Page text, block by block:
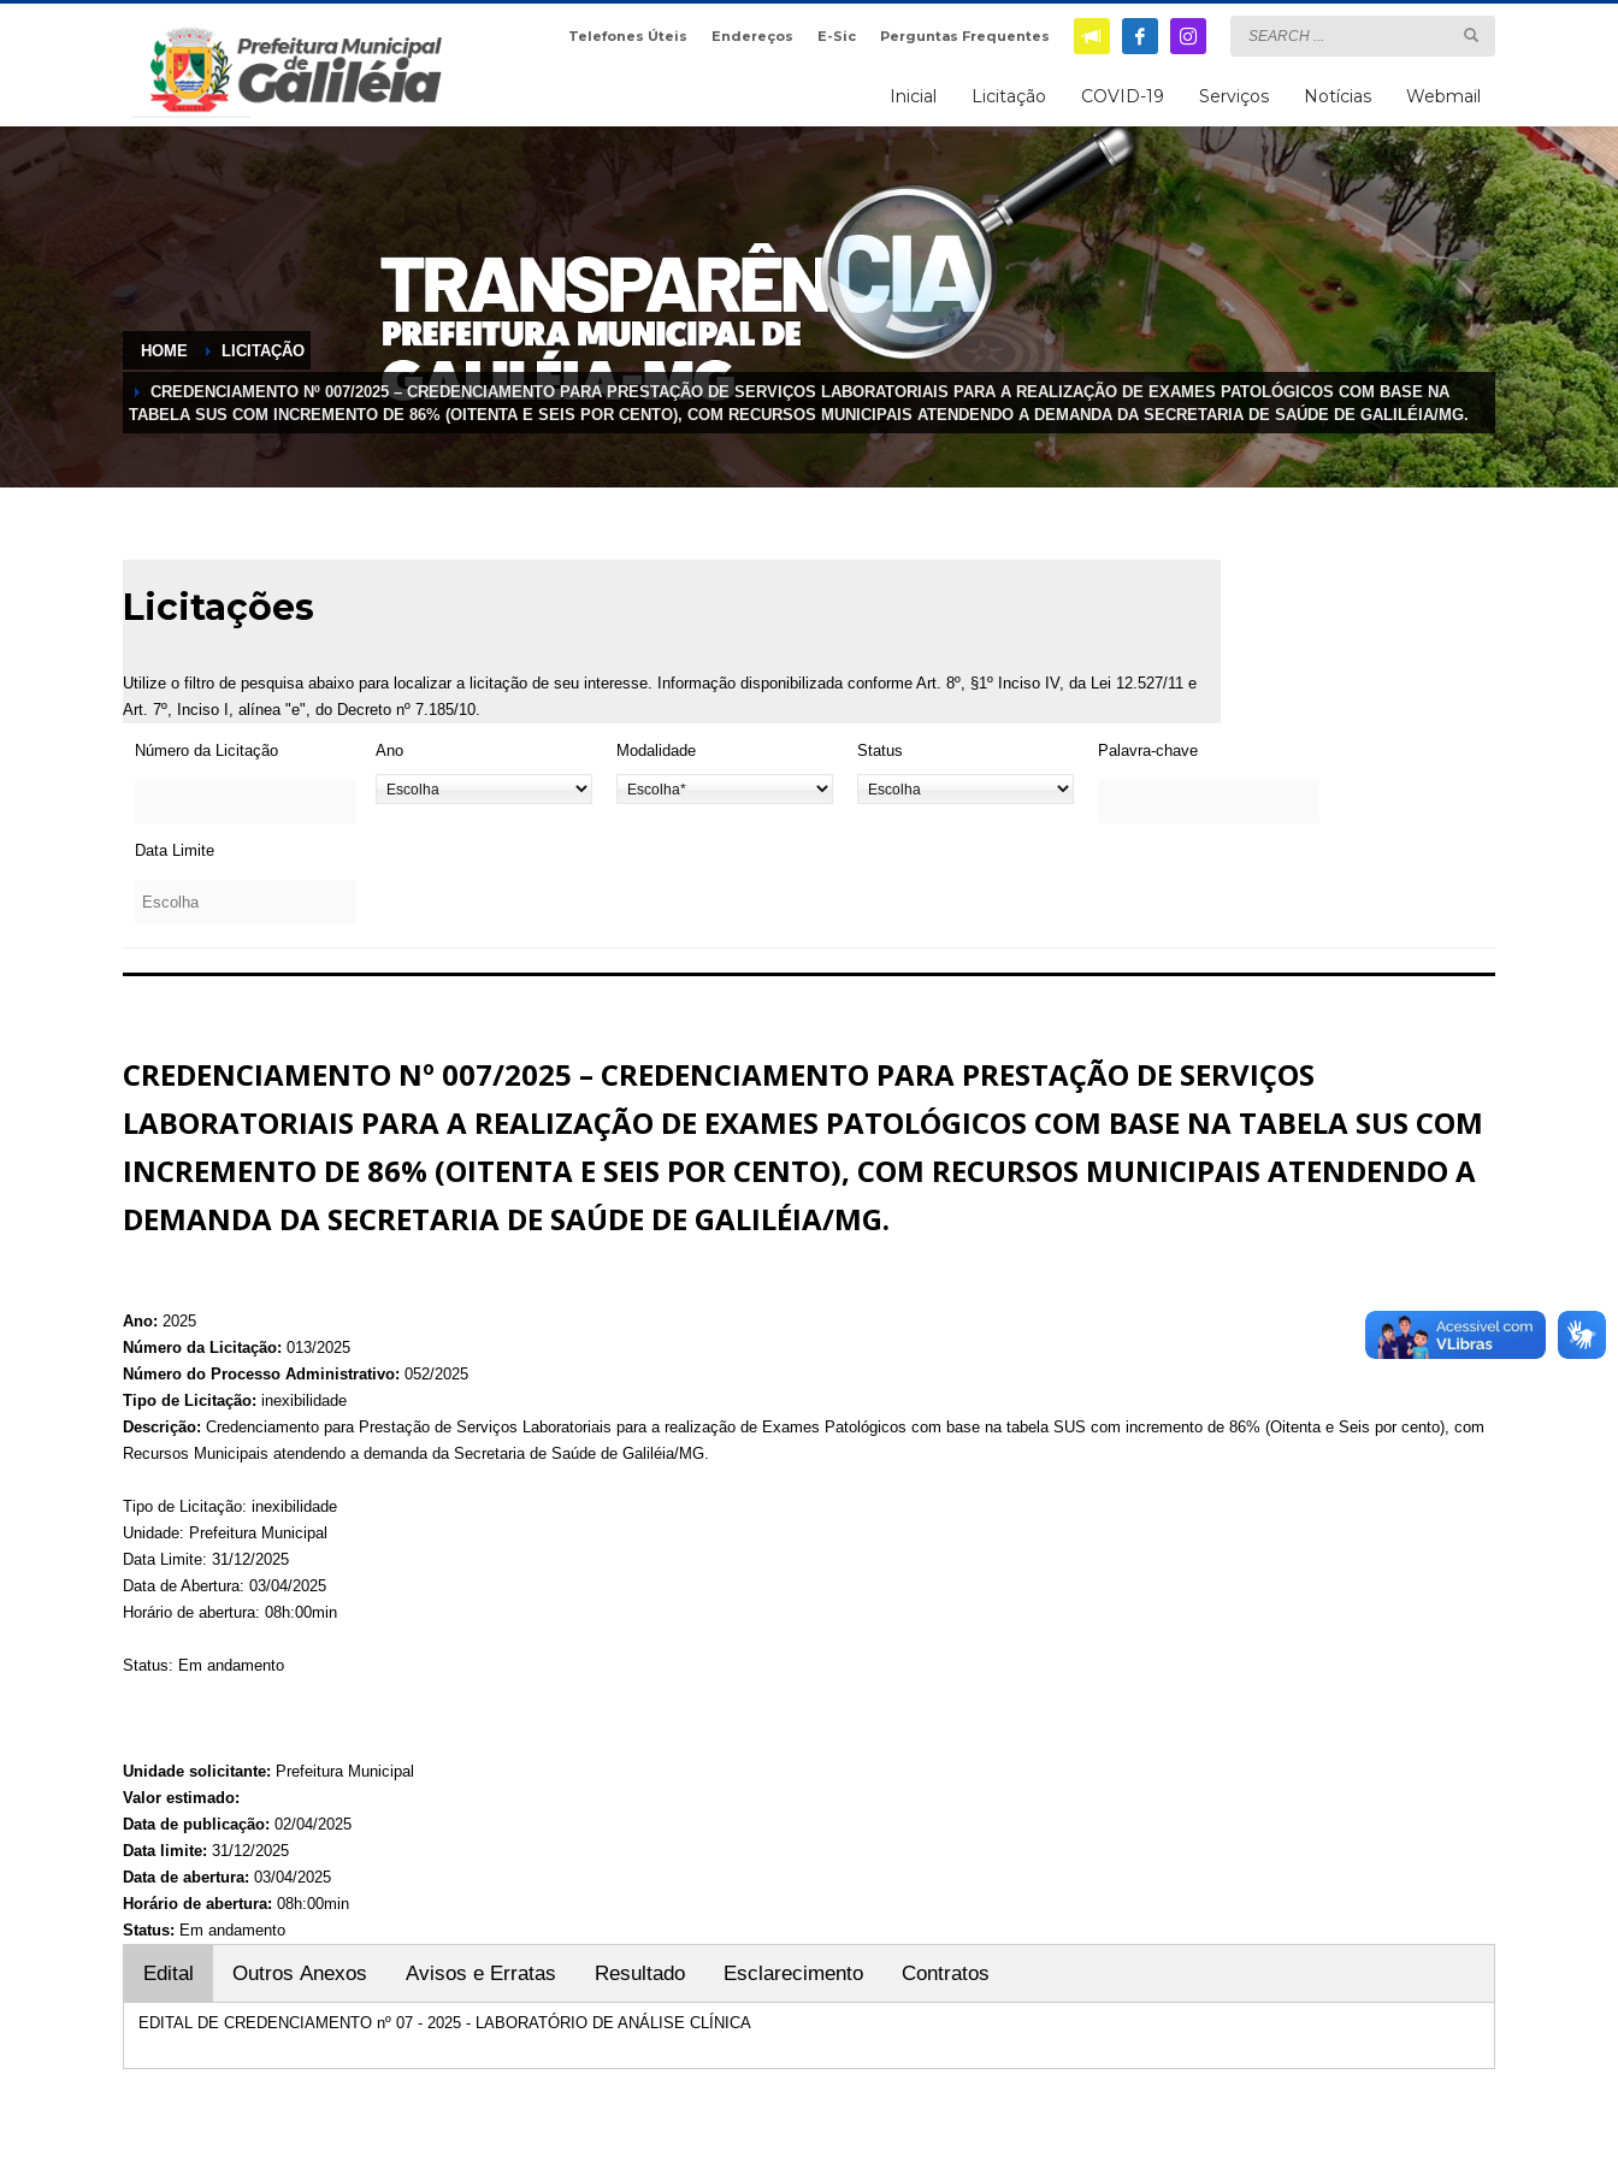
Telefones Úteis Endereços E-Sic Perguntas Frequentes
Inicial Licitação COVID-19 Serviços Notícias Webmail
HOME LICITAÇÃO
CREDENCIAMENTO Nº 007/2025 – CREDENCIAMENTO PARA PRESTAÇÃO DE SERVIÇOS LABORATORIAIS PARA A REALIZAÇÃO DE EXAMES PATOLÓGICOS COM BASE NA
TABELA SUS COM INCREMENTO DE 86% (OITENTA E SEIS POR CENTO), COM RECURSOS MUNICIPAIS ATENDENDO A DEMANDA DA SECRETARIA DE SAÚDE DE GALILÉIA/MG.
Licitações
Utilize o filtro de pesquisa abaixo para localizar a licitação de seu interesse. Informação disponibilizada conforme Art. 8º, §1º Inciso IV, da Lei 12.527/11 e
Art. 7º, Inciso I, alínea "e", do Decreto nº 7.185/10.
Número da Licitação Ano Modalidade Status Palavra-chave
Data Limite
CREDENCIAMENTO Nº 007/2025 – CREDENCIAMENTO PARA PRESTAÇÃO DE SERVIÇOS
LABORATORIAIS PARA A REALIZAÇÃO DE EXAMES PATOLÓGICOS COM BASE NA TABELA SUS COM
INCREMENTO DE 86% (OITENTA E SEIS POR CENTO), COM RECURSOS MUNICIPAIS ATENDENDO A
DEMANDA DA SECRETARIA DE SAÚDE DE GALILÉIA/MG.
Ano: 2025
Número da Licitação: 013/2025
Número do Processo Administrativo: 052/2025
Tipo de Licitação: inexibilidade
Descrição: Credenciamento para Prestação de Serviços Laboratoriais para a realização de Exames Patológicos com base na tabela SUS com incremento de 86% (Oitenta e Seis por cento), com
Recursos Municipais atendendo a demanda da Secretaria de Saúde de Galiléia/MG.
Tipo de Licitação: inexibilidade
Unidade: Prefeitura Municipal
Data Limite: 31/12/2025
Data de Abertura: 03/04/2025
Horário de abertura: 08h:00min
Status: Em andamento
Unidade solicitante: Prefeitura Municipal
Valor estimado:
Data de publicação: 02/04/2025
Data limite: 31/12/2025
Data de abertura: 03/04/2025
Horário de abertura: 08h:00min
Status: Em andamento
Edital Outros Anexos Avisos e Erratas Resultado Esclarecimento Contratos
EDITAL DE CREDENCIAMENTO nº 07 - 2025 - LABORATÓRIO DE ANÁLISE CLÍNICA